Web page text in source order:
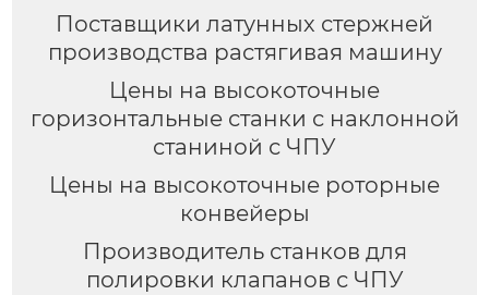
Поставщики латунных стержней
производства растягивая машину
Цены на высокоточные
горизонтальные станки с наклонной
станиной с ЧПУ
Цены на высокоточные роторные
конвейеры
Производитель станков для
полировки клапанов с ЧПУ